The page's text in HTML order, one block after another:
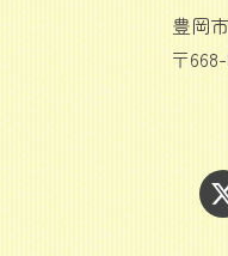
豊岡
〒